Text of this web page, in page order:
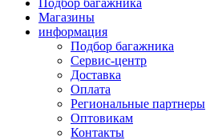
Подбор багажника
Магазины
информация
Подбор багажника
Сервис-центр
Доставка
Оплата
Региональные партнеры
Оптовикам
Контакты